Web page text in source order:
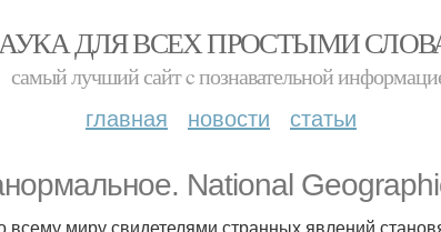
ДЛЯ ВСЕХ ПРОСТЫМИ
самый лучший сайт c познавательной
главная новости статьи
National